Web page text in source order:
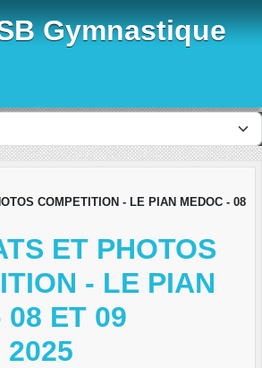
Gymnastique
COMPETITION - LE PIAN MEDOC - 08
ET PHOTOS
- LE PIAN
08 ET 09
2025
cookies